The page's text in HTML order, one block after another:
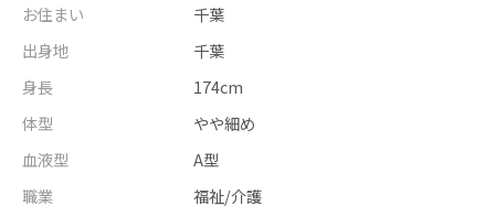
お住まい
千葉
出身地
千葉
身長
174cm
体型
やや細め
血液型
A型
職業
福祉/介護